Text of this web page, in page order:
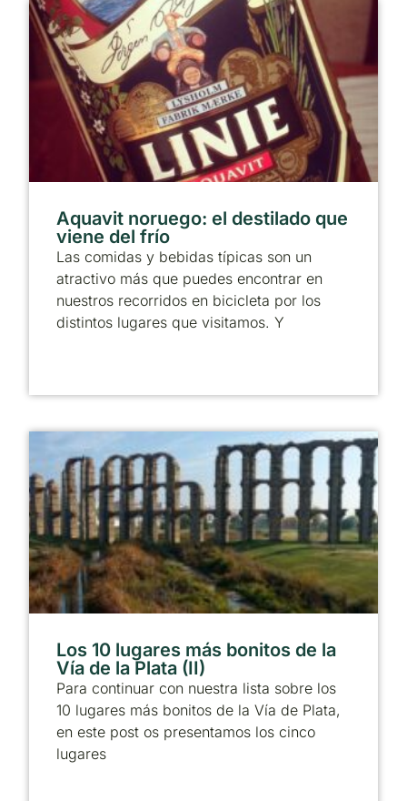
Aquavit noruego: el destilado que
viene del frío
Las comidas y bebidas típicas son un
atractivo más que puedes encontrar en
nuestros recorridos en bicicleta por los
distintos lugares que visitamos. Y
Los 10 lugares más bonitos de la
Vía de la Plata (II)
Para continuar con nuestra lista sobre los
10 lugares más bonitos de la Vía de Plata,
en este post os presentamos los cinco
lugares